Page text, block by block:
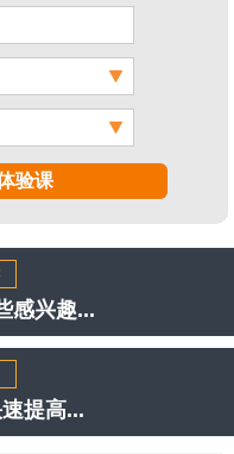
验课
感兴趣...
提高...